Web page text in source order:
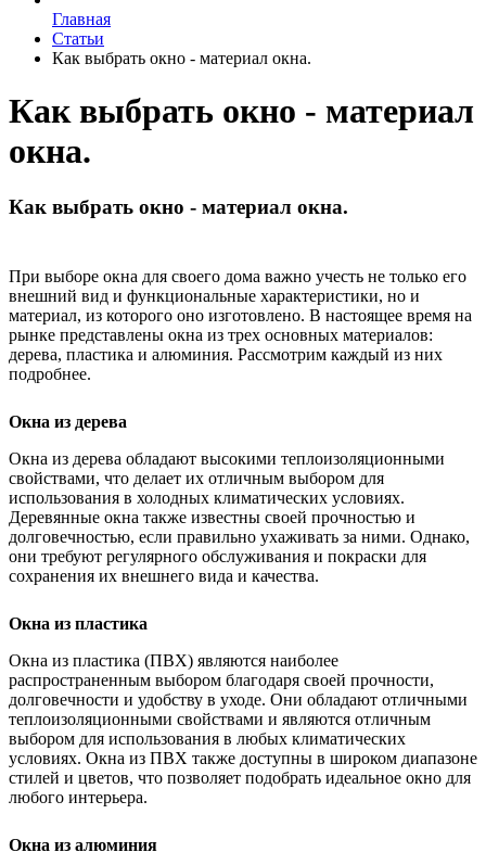
Главная
Статьи
Как выбрать окно - материал окна.
Как выбрать окно - материал
окна.
Как выбрать окно - материал окна.
При выборе окна для своего дома важно учесть не только его
внешний вид и функциональные характеристики, но и
материал, из которого оно изготовлено. В настоящее время на
рынке представлены окна из трех основных материалов:
дерева, пластика и алюминия. Рассмотрим каждый из них
подробнее.
Окна из дерева
Окна из дерева обладают высокими теплоизоляционными
свойствами, что делает их отличным выбором для
использования в холодных климатических условиях.
Деревянные окна также известны своей прочностью и
долговечностью, если правильно ухаживать за ними. Однако,
они требуют регулярного обслуживания и покраски для
сохранения их внешнего вида и качества.
Окна из пластика
Окна из пластика (ПВХ) являются наиболее
распространенным выбором благодаря своей прочности,
долговечности и удобству в уходе. Они обладают отличными
теплоизоляционными свойствами и являются отличным
выбором для использования в любых климатических
условиях. Окна из ПВХ также доступны в широком диапазоне
стилей и цветов, что позволяет подобрать идеальное окно для
любого интерьера.
Окна из алюминия